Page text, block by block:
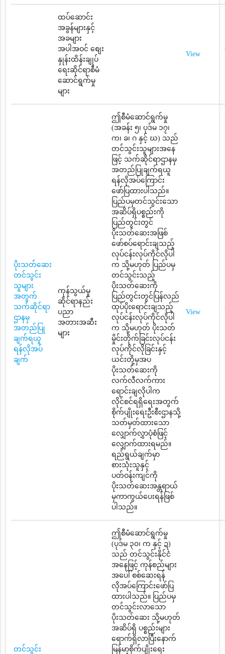
ထပ်ဆောင်း
အခွန်များနှင့်
အခများ
အပါအဝင် စျေး
နှုန်းထိန်းချုပ်
ရေးဆိုင်ရာစီမံ
ဆောင်ရွက်မှု
များ
View
ပိုးသတ်ဆေး
တင်သွင်း
သူများ
အတွက်
သက်ဆိုင်ရာ
ဌာနမှ
အတည်ပြု
ချက်ရယူ
ရန်လိုအပ်
ချက်
ကုန်သွယ်မှု
ဆိုင်ရာနည်း
ပညာ
အတားအဆီး
များ
ဤစီမံဆောင်ရွက်မှု
(အခန်း ၅၊ ပုဒ်မ ၁၇၊
က၊ ခ၊ ဂ နှင့် ဃ) သည်
တင်သွင်းသူများအနေ
ဖြင့် သက်ဆိုင်ရာဌာနမှ
အတည်ပြုချက်ရယူ
ရန်လိုအပ်ကြောင်း
ဖော်ပြထားပါသည်။
ပြည်ပမှတင်သွင်းသော
အဆိပ်ရှိပစ္စည်းကို
ပြည်တွင်းတွင်
ပိုးသတ်ဆေးအဖြစ်
ဖော်စပ်ရောင်းချသည့်
လုပ်ငန်းလုပ်ကိုင်လိုပါ
က သို့မဟုတ် ပြည်ပမှ
တင်သွင်းသည့်
ပိုးသတ်ဆေးကို
ပြည်တွင်းတွင်ပြန်လည်
ထုပ်ပိုးရောင်းချသည့်
လုပ်ငန်းလုပ်ကိုင်လိုပါ
က သို့မဟုတ် ပိုးသတ်
မှိုင်းတိုက်ခြင်းလုပ်ငန်း
လုပ်ကိုင်လိုခြင်းနှင့်
ယင်းတို့မှအပ
ပိုးသတ်ဆေးကို
လက်လီလက်ကား
ရောင်းချလိုပါက
လိုင်စင်ရရှိရေးအတွက်
စိုက်ပျိုးရေးဦးစီးဌာနသို့
သတ်မှတ်ထားသော
လျှောက်လွှာပုံစံဖြင့်
လျှောက်ထားရမည်။
ရည်ရွယ်ချက်မှာ
စားသုံးသူနှင့်
ပတ်ဝန်းကျင်ကို
ပိုးသတ်ဆေးအန္တရာယ်
မှကာကွယ်ပေးရန်ဖြစ်
ပါသည်။
View
တင်သွင်း
ဤစီမံဆောင်ရွက်မှု
(ပုဒ်မ ၃၀၊ က နှင့် ဍ)
သည် တင်သွင်းနိုင်ငံ
အနေဖြင့် ကုန်စည်များ
အပေါ် စစ်ဆေးရန်
လိုအပ်ကြောင်းဖော်ပြ
ထားပါသည်။ ပြည်ပမှ
တင်သွင်းလာသော
ပိုးသတ်ဆေး သို့မဟုတ်
အဆိပ်ရှိ ပစ္စည်းများ
ရောက်ရှိလာပြီးနောက်
မြန်မာ့စိုက်ပျိုးရေး